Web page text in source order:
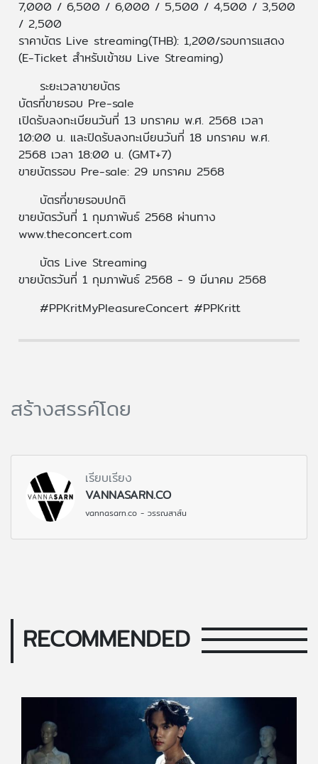
7,000 / 6,500 / 6,000 / 5,500 / 4,500 / 3,500
/ 2,500
ราคาบัตร Live streaming(THB): 1,200/รอบการแสดง
(E-Ticket สำหรับเข้าชม Live Streaming)
ระยะเวลาขายบัตร
บัตรที่ขายรอบ Pre-sale
เปิดรับลงทะเบียนวันที่ 13 มกราคม พ.ศ. 2568 เวลา
10:00 น. และปิดรับลงทะเบียนวันที่ 18 มกราคม พ.ศ.
2568 เวลา 18:00 น. (GMT+7)
ขายบัตรรอบ Pre-sale: 29 มกราคม 2568
บัตรที่ขายรอบปกติ
ขายบัตรวันที่ 1 กุมภาพันธ์ 2568 ผ่านทาง
www.theconcert.com
บัตร Live Streaming
ขายบัตรวันที่ 1 กุมภาพันธ์ 2568 - 9 มีนาคม 2568
#PPKritMyPleasureConcert #PPKritt
สร้างสรรค์โดย
เรียบเรียง
VANNASARN.CO
vannasarn.co - วรรณสาส์น
RECOMMENDED